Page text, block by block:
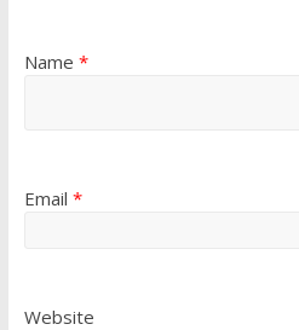
Name *
Email *
Website